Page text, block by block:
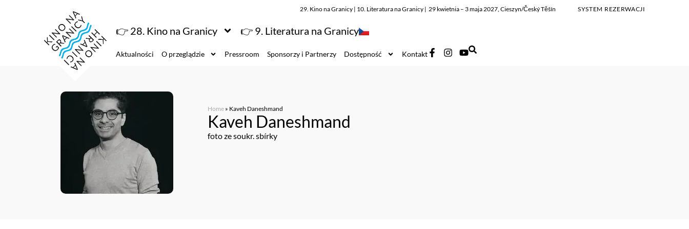
29. Kino na Granicy | 10. Literatura na Granicy | 29 kwietnia – 3 maja 2027, Cieszyn/Český Těšín SYSTEM REZERWACJI
👉 28. Kino na Granicy 👉 9. Literatura na Granicy
Aktualności O przeglądzie Pressroom Sponsorzy i Partnerzy Dostępność Kontakt
Home » Kaveh Daneshmand
Kaveh Daneshmand
foto ze soukr. sbírky